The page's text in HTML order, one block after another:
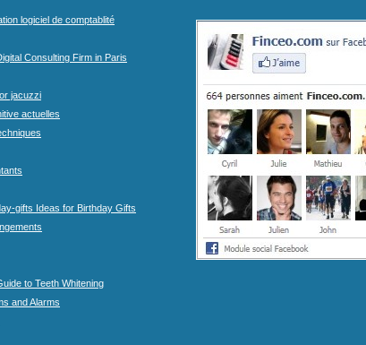
logiciel de comptablité
Consulting Firm in Paris
jacuzzi
actuelles
gifts Ideas for Birthday Gifts
to Teeth Whitening
and Alarms